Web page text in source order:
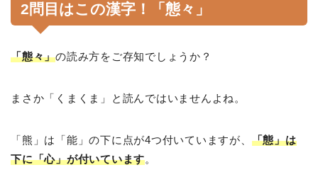
2問目はこの漢字！「態々」
「態々」の読み方をご存知でしょうか？
まさか「くまくま」と読んではいませんよね。
「熊」は「能」の下に点が4つ付いていますが、 「態」は
下に「心」が付いています。